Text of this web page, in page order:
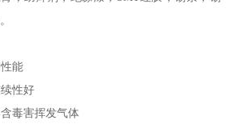
能
性好
毒害挥发气体